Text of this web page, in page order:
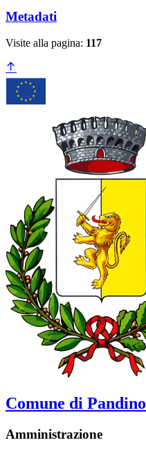
Metadati
Visite alla pagina: 117
Comune di Pandino
Amministrazione